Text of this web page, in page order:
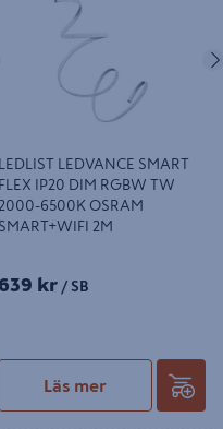
SMART+WIFI 2M
Föregående
LEDLIST LEDVANCE SMART
FLEX IP20 DIM RGBW TW
2000-6500K OSRAM
SMART+WIFI 2M
639 kr / SB
Läs mer